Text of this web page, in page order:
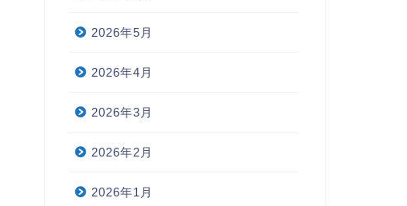
2026年5月
2026年4月
2026年3月
2026年2月
2026年1月